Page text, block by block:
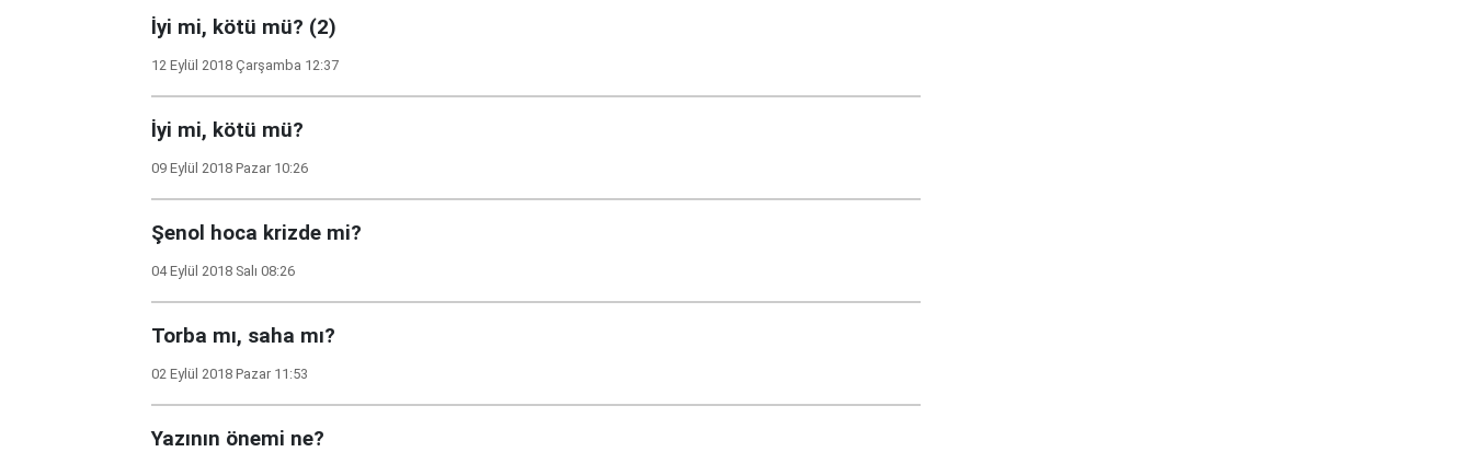
İyi mi, kötü mü? (2)
12 Eylül 2018 Çarşamba 12:37
İyi mi, kötü mü?
09 Eylül 2018 Pazar 10:26
Şenol hoca krizde mi?
04 Eylül 2018 Salı 08:26
Torba mı, saha mı?
02 Eylül 2018 Pazar 11:53
Yazının önemi ne?